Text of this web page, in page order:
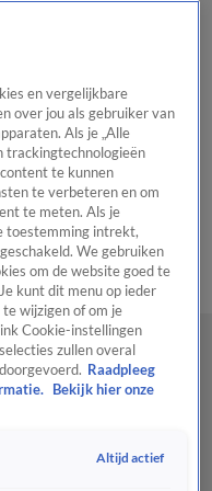
beste van Hart
Tip de
de redactiePanelVideo's
en vergelijkbare
over jou als gebruiker van
Als je „Alle
trackingtechnologieën
te kunnen
te verbeteren en om
te meten. Als je
toestemming intrekt,
We gebruiken
om de website goed te
kunt dit menu op ieder
wijzigen of om je
Cookie-instellingen
zullen overal
Raadpleeg
Bekijk hier onze
Altijd actief